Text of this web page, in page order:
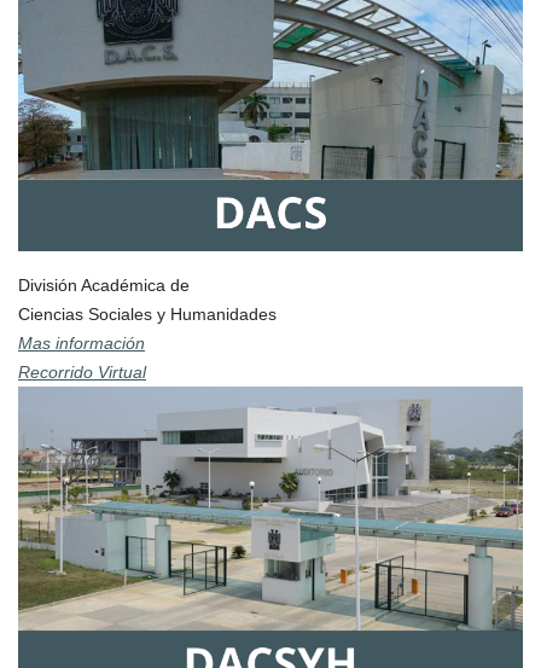
División Académica de
Ciencias Sociales y Humanidades
Mas información
Recorrido Virtual